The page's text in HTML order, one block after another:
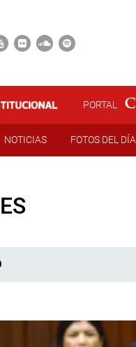
PORTAL
NOTICIAS FOTOS DEL DÍA